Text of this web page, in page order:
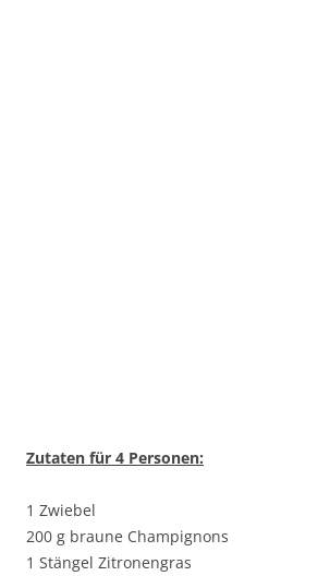
Zutaten für 4 Personen:
1 Zwiebel
200 g braune Champignons
1 Stängel Zitronengras